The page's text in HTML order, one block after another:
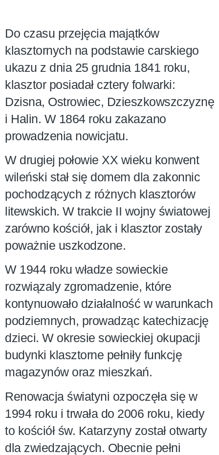
Do czasu przejęcia majątków
klasztornych na podstawie carskiego
ukazu z dnia 25 grudnia 1841 roku,
klasztor posiadał cztery folwarki:
Dzisna, Ostrowiec, Dzieszkowszczyznę
i Halin. W 1864 roku zakazano
prowadzenia nowicjatu.
W drugiej połowie XX wieku konwent
wileński stał się domem dla zakonnic
pochodzących z różnych klasztorów
litewskich. W trakcie II wojny światowej
zarówno kościół, jak i klasztor zostały
poważnie uszkodzone.
W 1944 roku władze sowieckie
rozwiązaly zgromadzenie, które
kontynuowało działalność w warunkach
podziemnych, prowadząc katechizację
dzieci. W okresie sowieckiej okupacji
budynki klasztorne pełniły funkcję
magazynów oraz mieszkań.
Renowacja światyni ozpoczęła się w
1994 roku i trwała do 2006 roku, kiedy
to kościół św. Katarzyny został otwarty
dla zwiedzających. Obecnie pełni